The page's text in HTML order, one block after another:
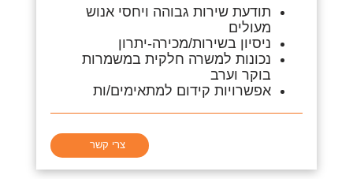
תודעת שירות גבוהה ויחסי אנוש
מעולים
ניסיון בשירות/מכירה-יתרון
נכונות למשרה חלקית במשמרות
בוקר וערב
אפשרויות קידום למתאימים/ות
צרי קשר